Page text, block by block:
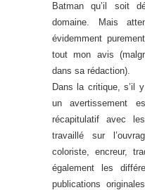
Batman qu’il soit
domaine. Mais
évidemment
tout mon avis
dans sa rédaction).
Dans la critique, s’il
un avertissement
récapitulatif avec
travaillé sur
coloriste, encreur,
également les
publications